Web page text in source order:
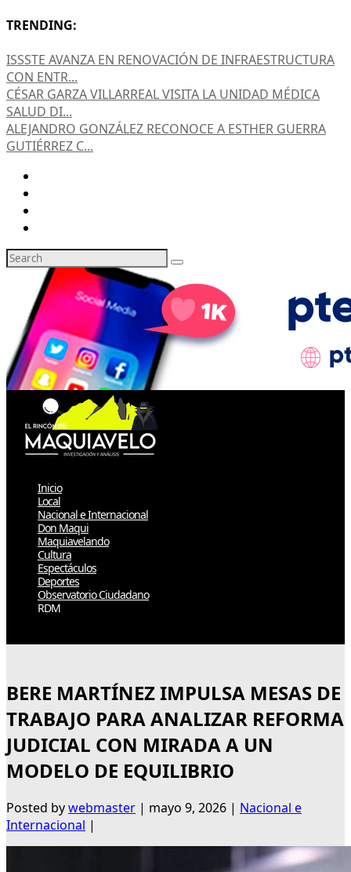
TRENDING:
ISSSTE AVANZA EN RENOVACIÓN DE INFRAESTRUCTURA
CON ENTR...
CÉSAR GARZA VILLARREAL VISITA LA UNIDAD MÉDICA
SALUD DI...
ALEJANDRO GONZÁLEZ RECONOCE A ESTHER GUERRA
GUTIÉRREZ C...
Inicio
Local
Nacional e Internacional
Don Maqui
Maquiavelando
Cultura
Espectáculos
Deportes
Observatorio Ciudadano
RDM
BERE MARTÍNEZ IMPULSA MESAS DE
TRABAJO PARA ANALIZAR REFORMA
JUDICIAL CON MIRADA A UN
MODELO DE EQUILIBRIO
Posted bywebmaster | mayo 9, 2026 | Nacional e
Internacional |